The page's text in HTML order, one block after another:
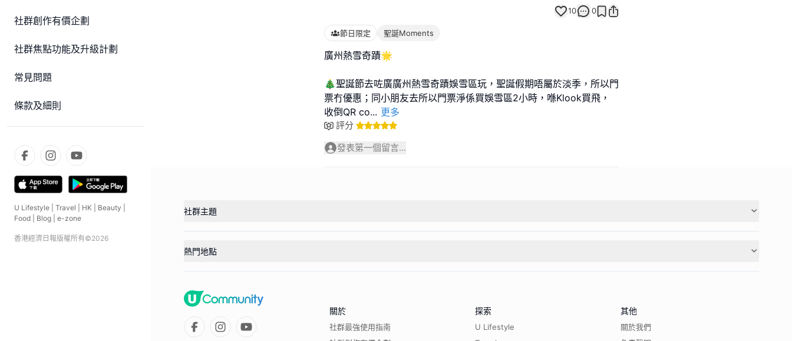
社群創作有價企劃
社群焦點功能及升級計劃
常見問題
條款及細則
U Lifestyle Travel HK Beauty
Food
Blog e-zone
香港經濟日報版權所有©2026
10 0
節日限定 聖誕Moments
廣州熱雪奇蹟🌟
🎄聖誕節去咗廣廣州熱雪奇蹟娛雪區玩，聖誕假期唔屬於淡季，所以門
票冇優惠；同小朋友去所以門票淨係買娛雪區2小時，喺Klook買飛，
收倒QR co... 更多
評分
發表第一個留言...
社群主題
熱門地點
關於
社群最強使用指南
探索
U Lifestyle
其他
關於我們